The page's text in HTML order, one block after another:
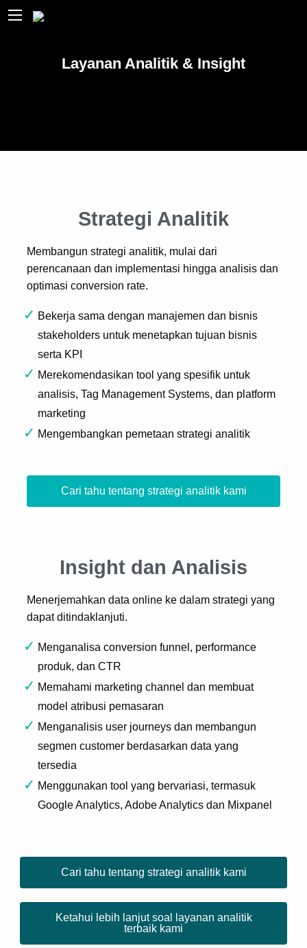
Layanan Analitik & Insight
Strategi Analitik
Membangun strategi analitik, mulai dari
perencanaan dan implementasi hingga analisis dan
optimasi conversion rate.
Bekerja sama dengan manajemen dan bisnis
stakeholders untuk menetapkan tujuan bisnis
serta KPI
Merekomendasikan tool yang spesifik untuk
analisis, Tag Management Systems, dan platform
marketing
Mengembangkan pemetaan strategi analitik
Cari tahu tentang strategi analitik kami
Insight dan Analisis
Menerjemahkan data online ke dalam strategi yang
dapat ditindaklanjuti.
Menganalisa conversion funnel, performance
produk, dan CTR
Memahami marketing channel dan membuat
model atribusi pemasaran
Menganalisis user journeys dan membangun
segmen customer berdasarkan data yang
tersedia
Menggunakan tool yang bervariasi, termasuk
Google Analytics, Adobe Analytics dan Mixpanel
Cari tahu tentang strategi analitik kami
Ketahui lebih lanjut soal layanan analitik
terbaik kami